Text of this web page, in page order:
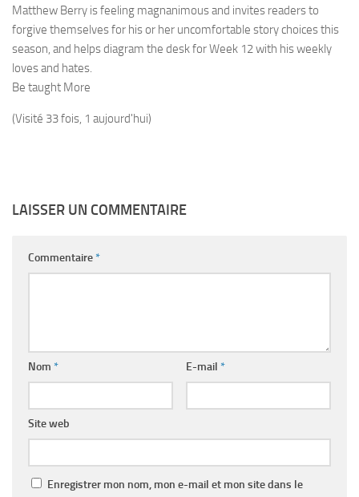
Matthew Berry is feeling magnanimous and invites readers to
forgive themselves for his or her uncomfortable story choices this
season, and helps diagram the desk for Week 12 with his weekly
loves and hates.
Be taught More
(Visité 33 fois, 1 aujourd'hui)
LAISSER UN COMMENTAIRE
Commentaire*
Nom * E-mail *
Site web
Enregistrer mon nom, mon e-mail et mon site dans le